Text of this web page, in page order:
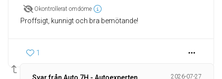
Okontrollerat omdöme
Proffsigt, kunnigt och bra bemötande!
1
2026-07-27